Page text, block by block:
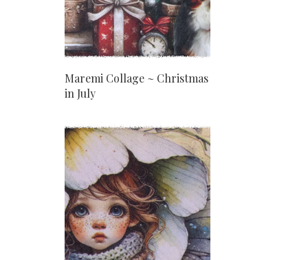
Maremi Collage ~ Christmas
in July